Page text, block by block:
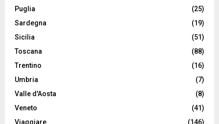
Puglia
(25)
Sardegna
(19)
Sicilia
(51)
Toscana
(88)
Trentino
(16)
Umbria
(7)
Valle d'Aosta
(8)
Veneto
(41)
Viaggiare
(146)